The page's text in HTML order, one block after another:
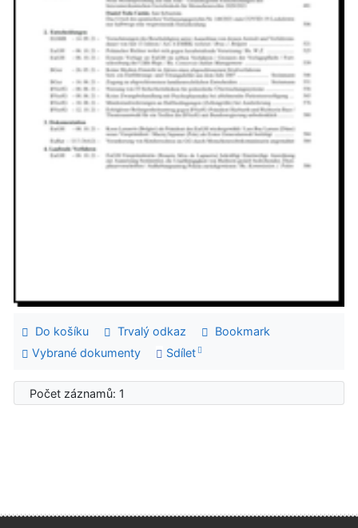
Do košíku Trvalý odkaz
Bookmark
Vybrané dokumenty
Sdílet
Počet záznamů: 1